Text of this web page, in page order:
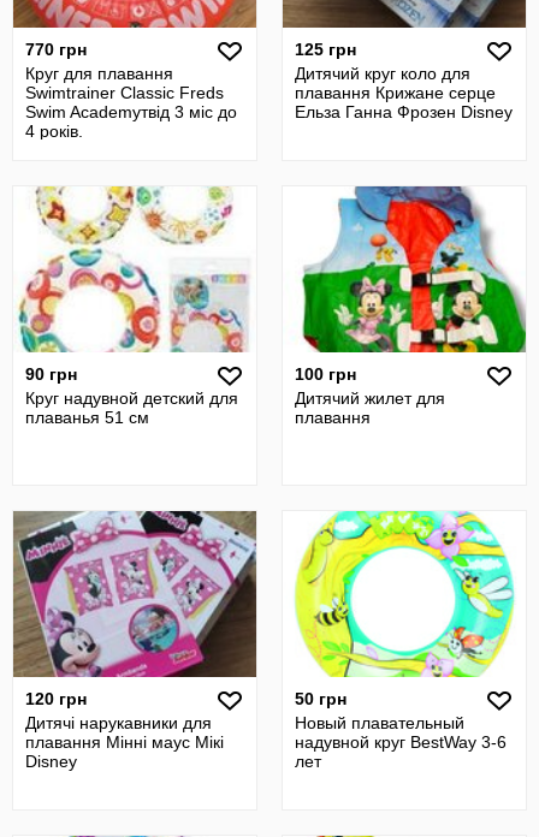
770 грн
Круг для плавання
Swimtrainer Classic Freds
Swim Academyтвід 3 міс до
4 років.
125 грн
Дитячий круг коло для
плавання Крижане серце
Ельза Ганна Фрозен Disney
90 грн
Круг надувной детский для
плаванья 51 см
100 грн
Дитячий жилет для
плавання
120 грн
Дитячі нарукавники для
плавання Мінні маус Мікі
Disney
50 грн
Новый плавательный
надувной круг BestWay 3-6
лет